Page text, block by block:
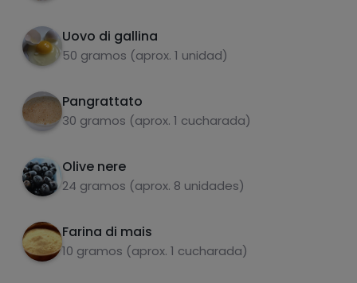
Uovo di gallina
50 gramos (aprox. 1 unidad)
Pangrattato
30 gramos (aprox. 1 cucharada)
Olive nere
24 gramos (aprox. 8 unidades)
Farina di mais
10 gramos (aprox. 1 cucharada)
Hazte PLUS para ver la información nutricional
funcionalidades PLUS.
Pásate al PLUS